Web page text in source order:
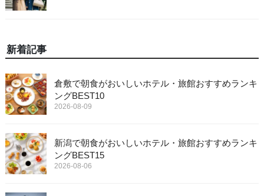
新着記事
倉敷で朝食がおいしいホテル・旅館おすすめランキ
ングBEST10
2026-08-09
新潟で朝食がおいしいホテル・旅館おすすめランキ
ングBEST15
2026-08-06